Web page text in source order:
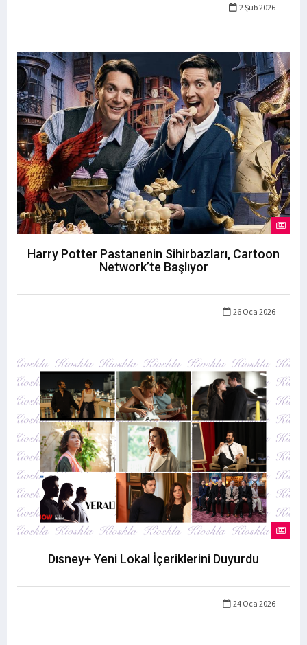
2 Şub 2026
Harry Potter Pastanenin Sihirbazları, Cartoon
Network’te Başlıyor
26 Oca 2026
Dısney+ Yeni Lokal İçeriklerini Duyurdu
24 Oca 2026